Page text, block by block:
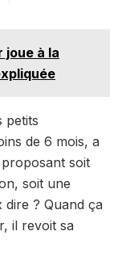
joue à la
petits
de 6 mois, a
soit
soit une
dire ? Quand ça
il revoit sa